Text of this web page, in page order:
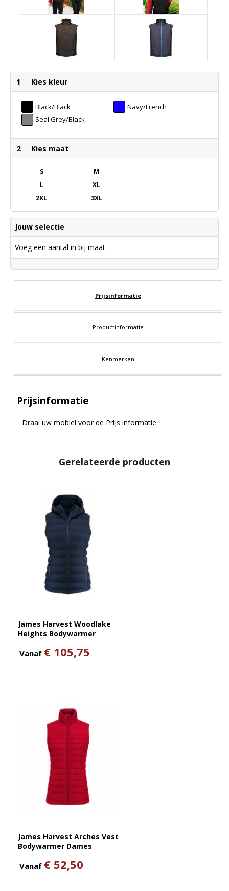
1 Kies kleur
Black/Black
Navy/French
Seal Grey/Black
2 Kies maat
S
M
L
XL
2XL
3XL
Jouw selectie
Voeg een aantal in bij maat.
Prijsinformatie
Productinformatie
Kenmerken
Prijsinformatie
Draai uw mobiel voor de Prijs informatie
Gerelateerde producten
James Harvest Woodlake
Heights Bodywarmer
Vanaf € 105,75
James Harvest Arches Vest
Bodywarmer Dames
Vanaf € 52,50